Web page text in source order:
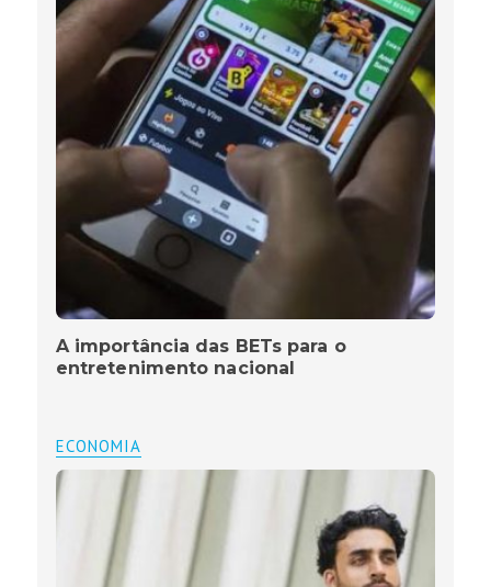
A importância das BETs para o
entretenimento nacional
ECONOMIA